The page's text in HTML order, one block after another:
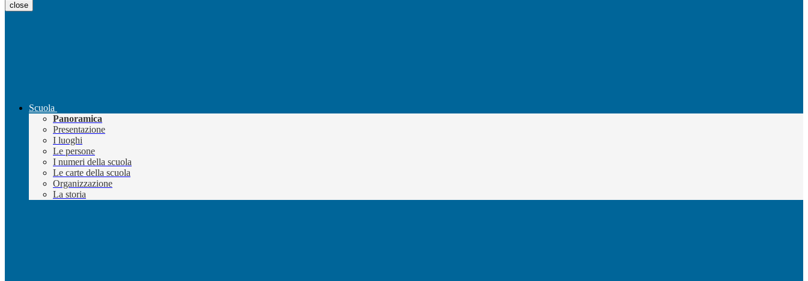
close
Scuola
Panoramica
Presentazione
I luoghi
Le persone
I numeri della scuola
Le carte della scuola
Organizzazione
La storia